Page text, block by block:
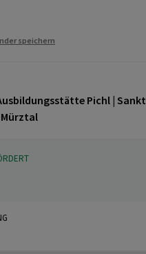
speichern
Pichl | Sankt